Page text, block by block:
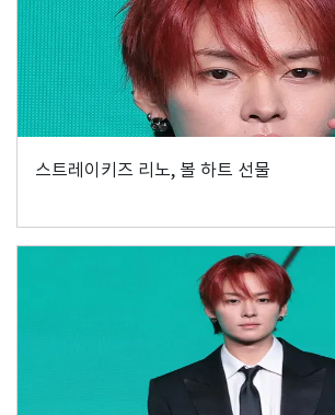
스트레이키즈 리노, 볼 하트 선물